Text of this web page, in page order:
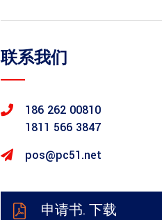
联系我们
186 262 00810
1811 566 3847
pos@pc51.net
申请书. 下载